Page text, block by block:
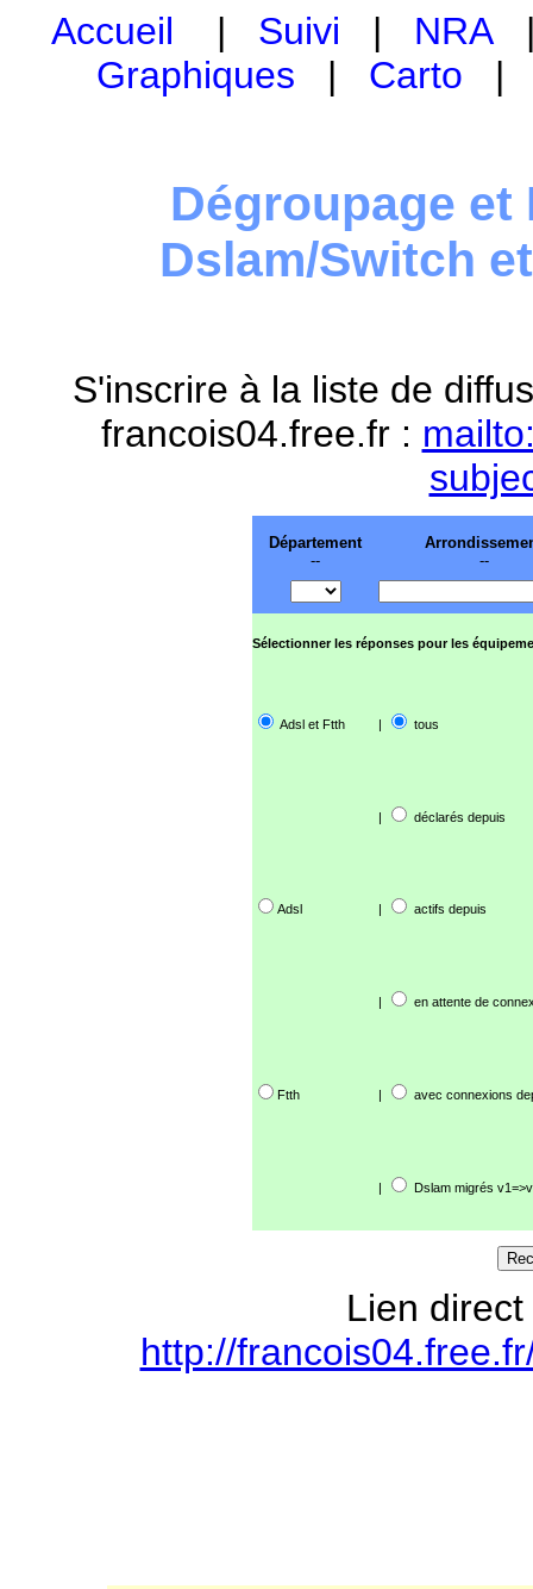
Accueil | Suivi | NRA
Graphiques | Carto
Dégroupage et
Dslam/Switch
S'inscrire à la liste de
francois04.free.fr :
Département
--
--
Sélectionner les réponses pour les
Adsl et Ftth | tous
| déclarés depuis
Adsl | actifs depuis
| en attente de
Ftth | avec connexions
| Dslam migrés
Lien
http://